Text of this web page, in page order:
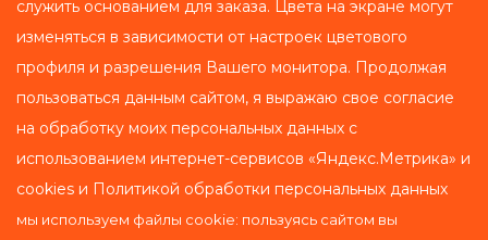
служить основанием для заказа. Цвета на экране могут
изменяться в зависимости от настроек цветового
профиля и разрешения Вашего монитора. Продолжая
пользоваться данным сайтом, я выражаю свое согласие
на обработку моих персональных данных с
использованием интернет-сервисов «Яндекс.Метрика» и
мы используем файлы cookie: пользуясь сайтом вы